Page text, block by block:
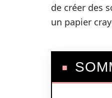
de créer des
un papier